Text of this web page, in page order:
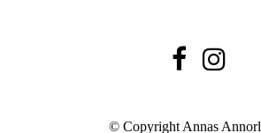
© Copyright Annas